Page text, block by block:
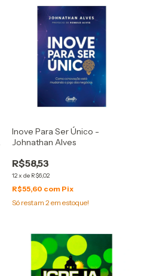
Inove Para Ser Único -
Johnathan Alves
R$58,53
12x de R$6,02
R$55,60 com Pix
Só restam 2em estoque!